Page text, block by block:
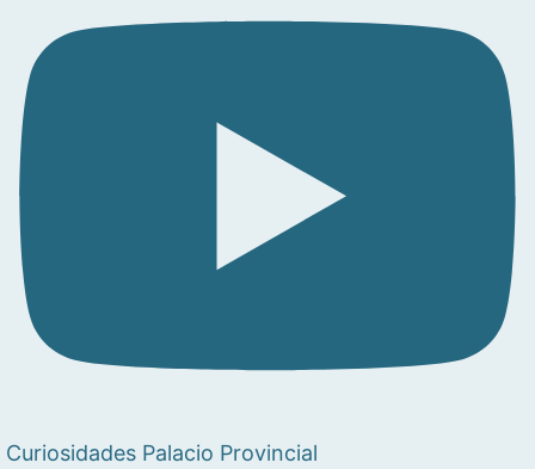
Curiosidades Palacio Provincial